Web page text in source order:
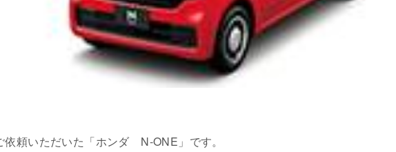
依頼いただいた「ホンダ N-ONE」です。